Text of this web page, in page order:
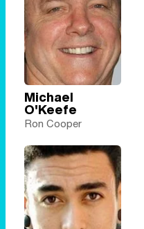
Michael
O'Keefe
Ron Cooper